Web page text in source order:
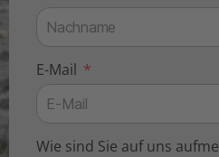
E-Mail
Wie sind Sie auf uns